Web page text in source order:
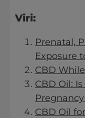
Viri:
Prenatal,
Exposure
CBD
CBD Oil:
CBD Oil